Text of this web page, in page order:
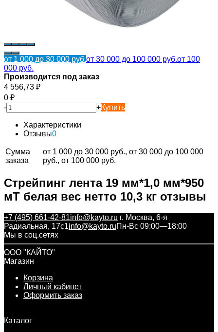
от 1 000 до 30 000 руб.от 30 000 до 100 000 руб.от 100
000 руб.
Производится под заказ
4 556,73 ₽
0 ₽
-
+Купить
Характеристики
Отзывы0
Сумма
заказа
от 1 000 до 30 000 руб., от 30 000 до 100 000
руб., от 100 000 руб.
Стрейпинг лента 19 мм*1,0 мм*950
мT белая вес нетто 10,3 кг отзывы
+7 (495) 661-42-81info@kayto.ru г. Москва, 6-я
Радиальная, 17с1info@kayto.ruПн-Вс 09:00—18:00
Мы в соц.сетях
ООО "КАЙТО"
Магазин
Корзина
Личный кабинет
Оформить заказ
Каталог